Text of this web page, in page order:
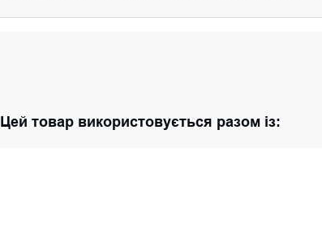
Цей товар використовується разом із: